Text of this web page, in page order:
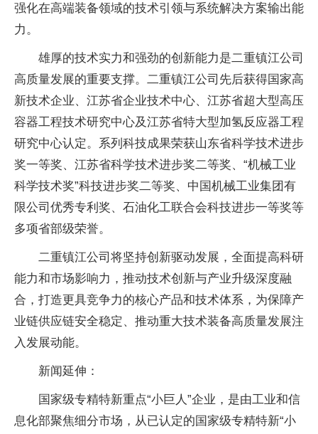
强化在高端装备领域的技术引领与系统解决方案输出能
力。
雄厚的技术实力和强劲的创新能力是二重镇江公司
高质量发展的重要支撑。二重镇江公司先后获得国家高
新技术企业、江苏省企业技术中心、江苏省超大型高压
容器工程技术研究中心及江苏省特大型加氢反应器工程
研究中心认定。系列科技成果荣获山东省科学技术进步
奖一等奖、江苏省科学技术进步奖二等奖、“机械工业
科学技术奖”科技进步奖二等奖、中国机械工业集团有
限公司优秀专利奖、石油化工联合会科技进步一等奖等
多项省部级荣誉。
二重镇江公司将坚持创新驱动发展，全面提高科研
能力和市场影响力，推动技术创新与产业升级深度融
合，打造更具竞争力的核心产品和技术体系，为保障产
业链供应链安全稳定、推动重大技术装备高质量发展注
入发展动能。
新闻延伸：
国家级专精特新重点“小巨人”企业，是由工业和信
息化部聚焦细分市场，从已认定的国家级专精特新“小